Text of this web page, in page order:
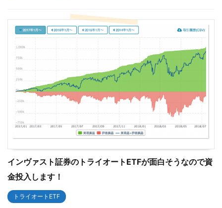
インヴァスト証券のトライオートETFが面白そうなので資
金投入します！
トライオートETF